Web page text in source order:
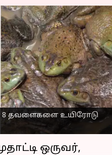
8 தவளைகளை உயிரோடு
8
சோகம்
Oct 09, 2025 12:31 pm
ஒருவர்,